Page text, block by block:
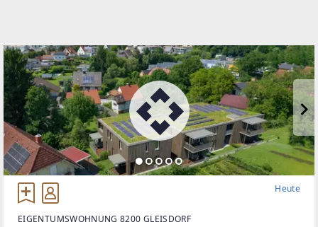
Heute
EIGENTUMSWOHNUNG 8200 GLEISDORF